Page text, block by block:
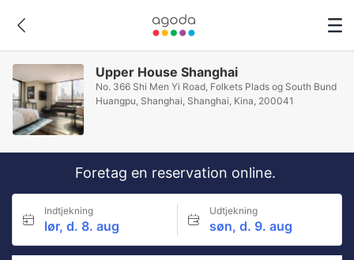
Upper House Shanghai
No. 366 Shi Men Yi Road, Folkets Plads og South Bund
Huangpu, Shanghai, Shanghai, Kina, 200041
Foretag en reservation online.
Indtjekning
lør, d. 8. aug
Udtjekning
søn, d. 9. aug